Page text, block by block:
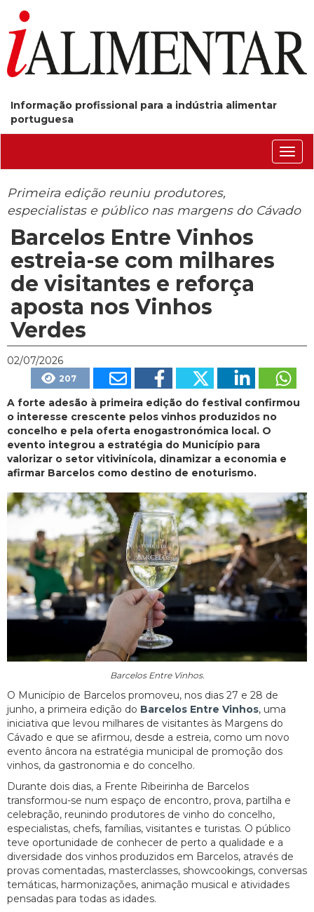
Informação profissional para a indústria alimentar
portuguesa
Primeira edição reuniu produtores,
especialistas e público nas margens do Cávado
Barcelos Entre Vinhos
estreia-se com milhares
de visitantes e reforça
aposta nos Vinhos
Verdes
02/07/2026
207
A forte adesão à primeira edição do festival confirmou
o interesse crescente pelos vinhos produzidos no
concelho e pela oferta enogastronómica local. O
evento integrou a estratégia do Município para
valorizar o setor vitivinícola, dinamizar a economia e
afirmar Barcelos como destino de enoturismo.
Barcelos Entre Vinhos.
O Município de Barcelos promoveu, nos dias 27 e 28 de
junho, a primeira edição do Barcelos Entre Vinhos, uma
iniciativa que levou milhares de visitantes às Margens do
Cávado e que se afirmou, desde a estreia, como um novo
evento âncora na estratégia municipal de promoção dos
vinhos, da gastronomia e do concelho.
Durante dois dias, a Frente Ribeirinha de Barcelos
transformou-se num espaço de encontro, prova, partilha e
celebração, reunindo produtores de vinho do concelho,
especialistas, chefs, famílias, visitantes e turistas. O público
teve oportunidade de conhecer de perto a qualidade e a
diversidade dos vinhos produzidos em Barcelos, através de
provas comentadas, masterclasses, showcookings, conversas
temáticas, harmonizações, animação musical e atividades
pensadas para todas as idades.